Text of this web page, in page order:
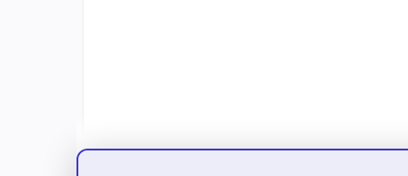
复制导致的逻辑错误；基础功能已满足课程和